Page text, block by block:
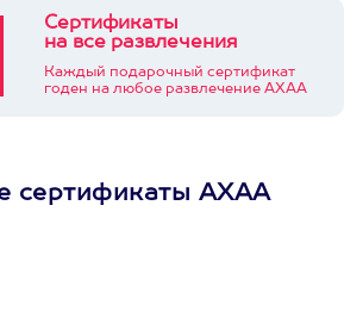
Сертификаты
на все развлечения
Каждый подарочный сертификат
годен на любое развлечение АХАА
сертификаты АХАА